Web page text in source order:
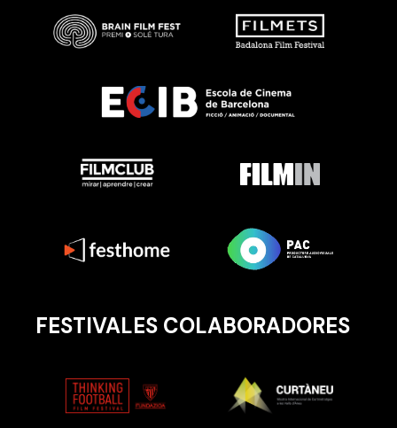
FESTIVALES COLABORADORES